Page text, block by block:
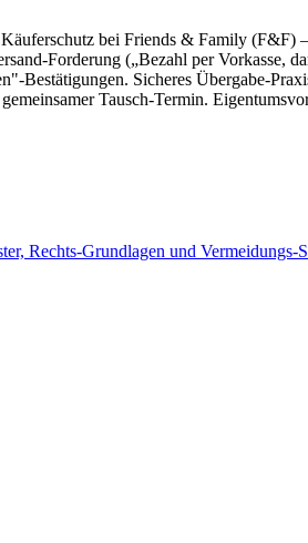
bei Friends & Family (F&F)
Forderung („Bezahl per Vorkasse,
Bestätigungen. Sicheres Übergabe-
Tausch-Termin.
Rechts-Grundlagen und Vermeidungs-